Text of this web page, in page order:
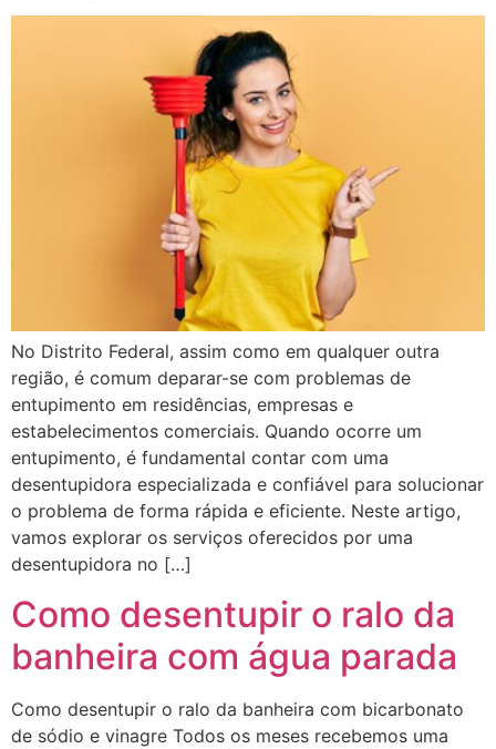
No Distrito Federal, assim como em qualquer outra
região, é comum deparar-se com problemas de
entupimento em residências, empresas e
estabelecimentos comerciais. Quando ocorre um
entupimento, é fundamental contar com uma
desentupidora especializada e confiável para solucionar
o problema de forma rápida e eficiente. Neste artigo,
vamos explorar os serviços oferecidos por uma
desentupidora no […]
Como desentupir o ralo da
banheira com água parada
Como desentupir o ralo da banheira com bicarbonato
de sódio e vinagre Todos os meses recebemos uma